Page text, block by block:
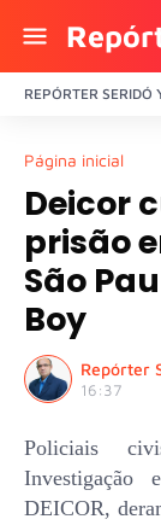
REPÓRTER SERIDÓ
Página inicial
Deicor
prisão
São
Boy
Repórter
16:37
Policiais
Investigação
DEICOR,